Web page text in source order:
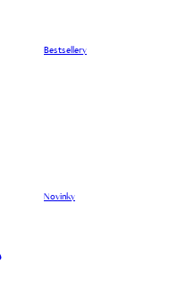
Bestsellery
Novinky